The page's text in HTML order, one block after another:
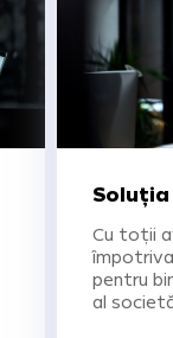
Soluția
Cu toții
pentru
al